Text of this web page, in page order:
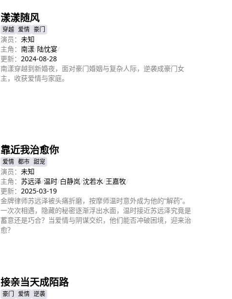
漾漾随风
穿越 爱情 豪门
演员： 未知
主角： 南漾/陆忱宴/
更新： 2024-08-28
南漾穿越到新婚夜，面对豪门婚姻与复杂人际，逆袭成豪门女
主，收获爱情与家庭。
靠近我治愈你
爱情 都市 甜宠
演员： 未知
主角： 苏远泽/温时/白静岚/沈若水/王嘉牧/
更新： 2025-03-19
金牌律师苏远泽被头痛折磨，按摩师温时意外成为他的“解药”。
一次次相遇，隐藏的秘密逐渐浮出水面，温时接近苏远泽究竟是
蓄意还是巧合？当爱情与阴谋交织，他们能否冲破困境，迎来治
愈？
接亲当天成陌路
豪门 爱情 逆袭